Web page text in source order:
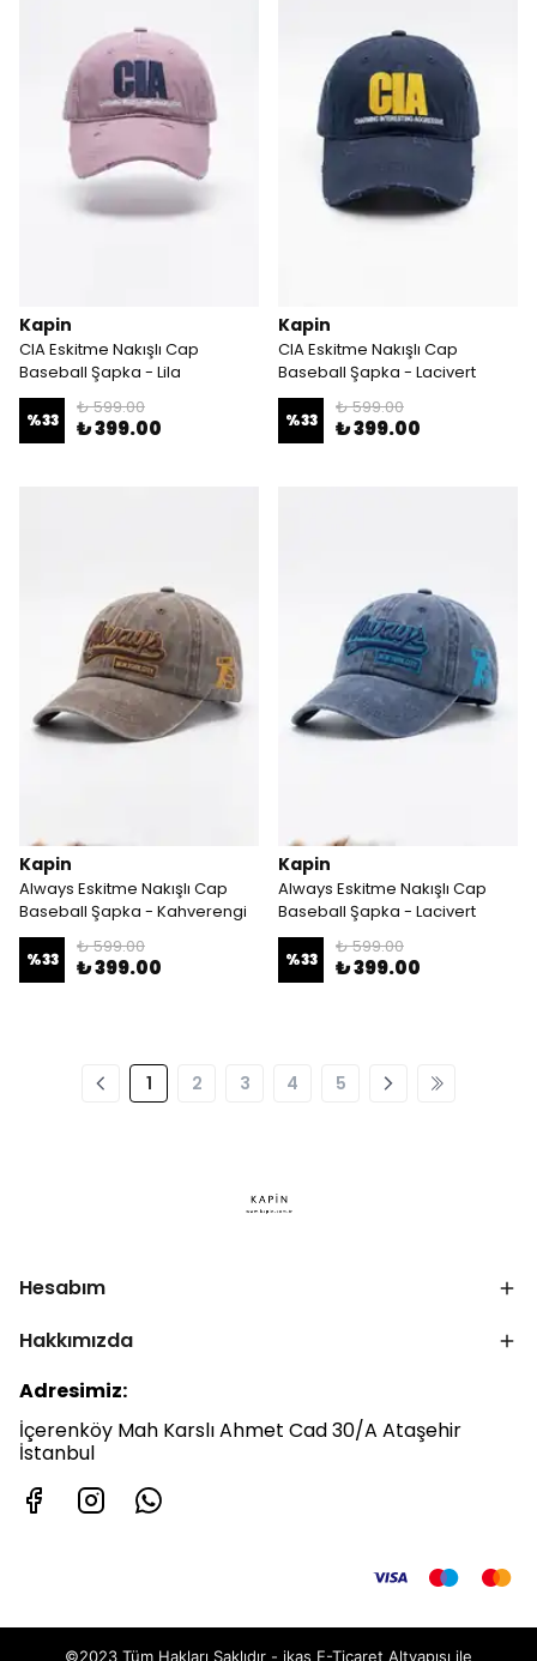
Kapin
CIA Eskitme Nakışlı Cap
Baseball Şapka - Lila
%33
₺ 599.00
₺ 399.00
Kapin
CIA Eskitme Nakışlı Cap
Baseball Şapka - Lacivert
%33
₺ 599.00
₺ 399.00
Kapin
Always Eskitme Nakışlı Cap
Baseball Şapka - Kahverengi
%33
₺ 599.00
₺ 399.00
Kapin
Always Eskitme Nakışlı Cap
Baseball Şapka - Lacivert
%33
₺ 599.00
₺ 399.00
1 2 3 4 5
Hesabım
Hakkımızda
Adresimiz:
İçerenköy Mah Karslı Ahmet Cad 30/A Ataşehir
İstanbul
©2023 Tüm Hakları Saklıdır - ikas E-Ticaret Altyapısı ile